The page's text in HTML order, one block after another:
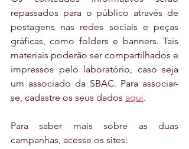
repassados para o público através de
postagens nas redes sociais e peças
gráficas, como folders e banners. Tais
materiais poderão ser compartilhados e
impressos pelo laboratório, caso seja
um associado da SBAC. Para associar-
se, cadastre os seus dados aqui.
Para saber mais sobre as duas
campanhas, acesse os sites: